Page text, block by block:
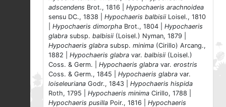
adscendens Brot., 1816 | Hypochaeris arachnoidea
sensu DC., 1838 | Hypochaeris balbisii Loisel., 1810
Hypochaeris dimorpha Brot., 1804 | Hypochaeris
glabra subsp. balbisii (Loisel.) Nyman, 1879 |
Hypochaeris glabra subsp. minima (Cirillo) Arcang.,
1882 | Hypochaeris glabra var. balbisii (Loisel.)
Coss. & Germ. | Hypochaeris glabra var. erostris
Coss. & Germ., 1845 | Hypochaeris glabra var.
loiseleuriana Godr., 1843 | Hypochaeris hispida
Roth, 1795 | Hypochaeris minima Cirillo, 1788 |
Hypochaeris pusilla Poir., 1816 | Hypochaeris